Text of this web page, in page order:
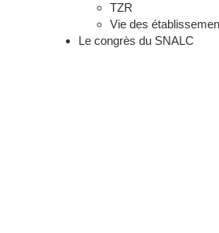
TZR
Vie des
Le congrès du SNALC